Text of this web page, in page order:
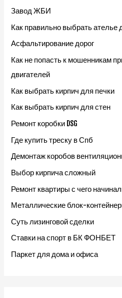
Завод ЖБИ
Как правильно выбрать ателье
Асфальтирование дорог
Как не попасть к мошенникам
двигателей
Как выбрать кирпич для печки
Как выбрать кирпич для стен
Ремонт коробки DSG
Где купить треску в Спб
Демонтаж коробов
Выбор кирпича сложный
Ремонт квартиры с чего
Металлические блок-
Суть лизинговой сделки
Ставки на спорт в БК ФОНБЕТ
Паркет для дома и офиса